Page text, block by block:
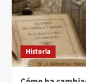
Historia